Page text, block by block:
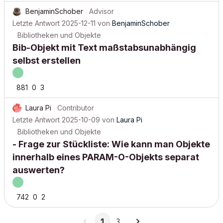
BenjaminSchober
Advisor
Letzte Antwort 2025-12-11 von BenjaminSchober
Bibliotheken und Objekte
Bib-Objekt mit Text maßstabsunabhängig
selbst erstellen
881 0 3
Laura Pi
Contributor
Letzte Antwort 2025-10-09 von Laura Pi
Bibliotheken und Objekte
- Frage zur Stückliste: Wie kann man Objekte
innerhalb eines PARAM-O-Objekts separat
auswerten?
742 0 2